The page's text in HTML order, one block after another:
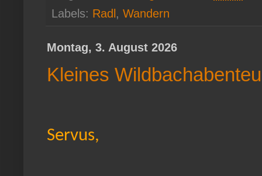
Labels: Radl , Wandern
Montag, 3. August 2026
Kleines
Servus,